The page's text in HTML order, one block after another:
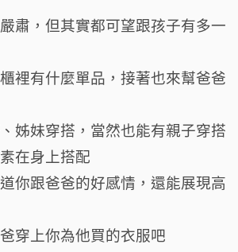
肅，但其實都可望跟孩子有多一
裡有什麼單品，接著也來幫爸爸
姊妹穿搭，當然也能有親子穿搭
在身上搭配
你跟爸爸的好感情，還能展現高
穿上你為他買的衣服吧